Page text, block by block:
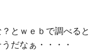
とｗｅｂで調べると
だなぁ・・・・